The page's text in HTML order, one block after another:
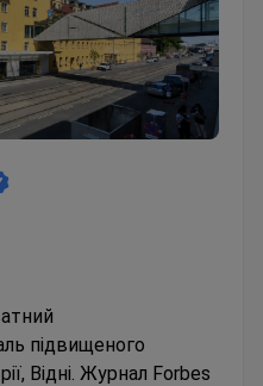
підвищеного
Відні. Журнал Forbes